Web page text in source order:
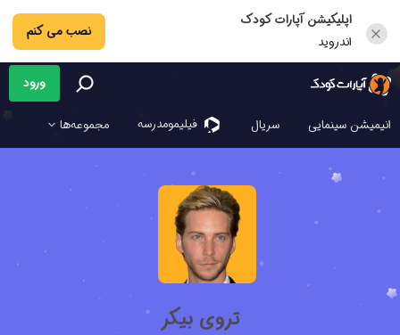
اپلیکیشن آپارات کودک
اندروید
نصب می کنم
انیمیشن سینمایی سریال فیلیمو‌مدرسه مجموعه‌ها
ورود
تروی بیکر